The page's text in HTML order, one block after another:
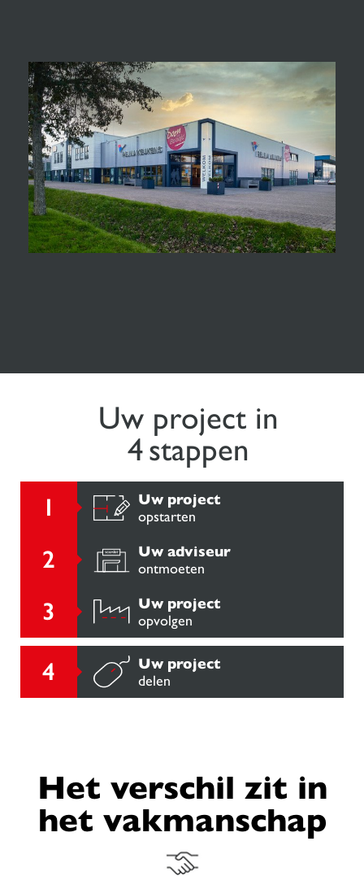
Uw project in
4 stappen
Uw project
opstarten
Uw adviseur
ontmoeten
Uw project
opvolgen
Uw project
delen
Het verschil zit in
het vakmanschap